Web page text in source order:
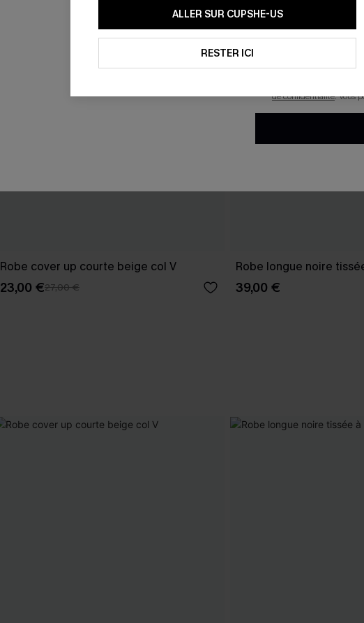
Robe cover up courte beige col V
23,00 €27,00 €
Robe longue noire
39,00 €
ALLER SUR CUPSHE-US
RESTER ICI
En soumettant votre
mails marketing (y
reconnaissez avoir pris
pouvons utiliser les
technologies de suivi,
savoir si ceux-ci ont
personnaliser nos
produits susceptibles
de confidentialité. Vous